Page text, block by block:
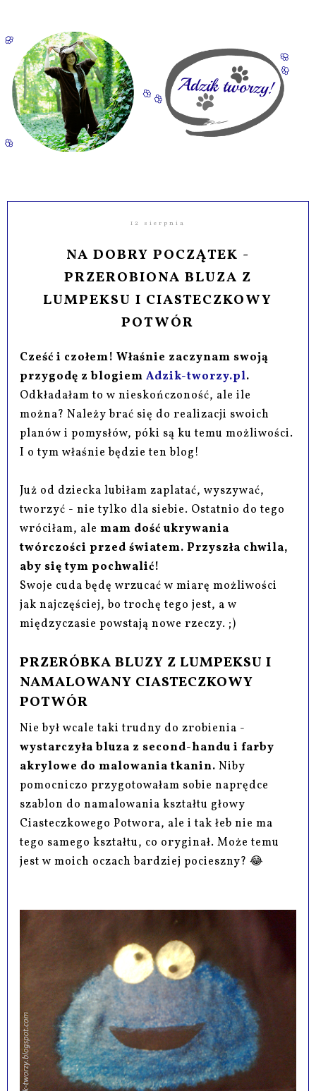
12 sierpnia
NA DOBRY POCZĄTEK -
PRZEROBIONA BLUZA Z
LUMPEKSU I CIASTECZKOWY
POTWÓR
Cześć i czołem! Właśnie zaczynam swoją
przygodę z blogiemAdzik-tworzy.pl.
Odkładałam to w nieskończoność, ale ile
można? Należy brać się do realizacji swoich
planów i pomysłów, póki są ku temu możliwości.
I o tym właśnie będzie ten blog!
Już od dziecka lubiłam zaplatać, wyszywać,
tworzyć - nie tylko dla siebie. Ostatnio do tego
wróciłam, alemam dość ukrywania
twórczości przed światem. Przyszła chwila,
aby się tym pochwalić!
Swoje cuda będę wrzucać w miarę możliwości
jak najczęściej, bo trochę tego jest, a w
międzyczasie powstają nowe rzeczy. ;)
PRZERÓBKA BLUZY Z LUMPEKSU I
NAMALOWANY CIASTECZKOWY
POTWÓR
Nie był wcale taki trudny do zrobienia -
wystarczyła bluza z second-handu i farby
akrylowe do malowania tkanin. Niby
pomocniczo przygotowałam sobie naprędce
szablon do namalowania kształtu głowy
Ciasteczkowego Potwora, ale i tak łeb nie ma
tego samego kształtu, co oryginał. Może temu
jest w moich oczach bardziej pocieszny? 😂